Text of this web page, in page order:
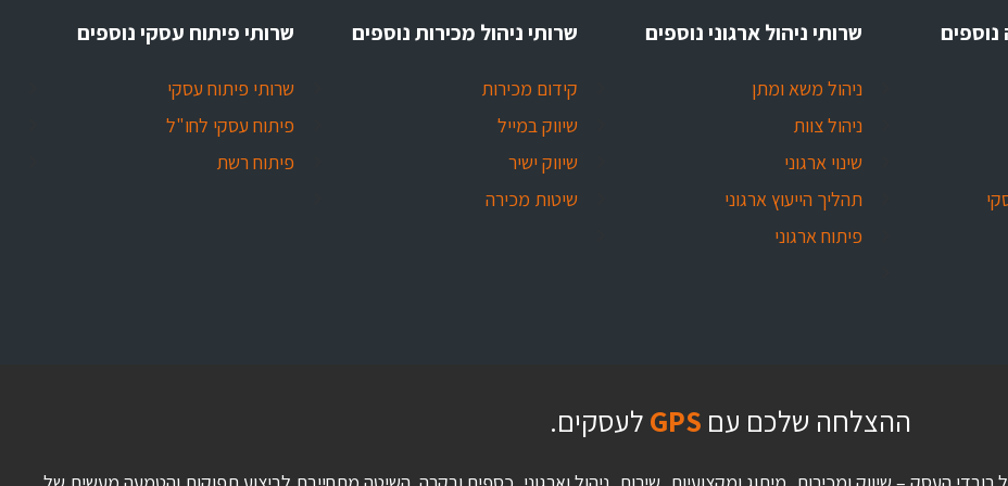
שרותי ניהול ארגוני נוספים
ניהול משא ומתן
ניהול צוות
שינוי ארגוני
תהליך הייעוץ ארגוני
פיתוח ארגוני
שרותי ניהול מכירות נוספים
קידום מכירות
שיווק במייל
שיווק ישיר
שיטות מכירה
שרותי פיתוח עסקי נוספים
שרותי פיתוח עסקי
פיתוח עסקי לחו"ל
פיתוח רשת
ההצלחה שלכם עם GPSלעסקים.